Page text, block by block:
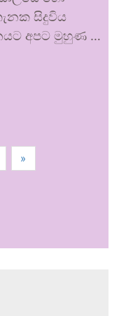
සිදුවිය
අපට මුහුණ …
»